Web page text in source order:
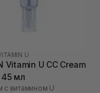
U
Vitamin U CC Cream
45 мл
витамином U